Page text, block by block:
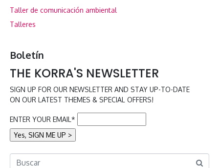
Taller de comunicación ambiental
Talleres
Boletín
THE KORRA'S NEWSLETTER
SIGN UP FOR OUR NEWSLETTER AND STAY UP-TO-DATE
ON OUR LATEST THEMES & SPECIAL OFFERS!
ENTER YOUR EMAIL*